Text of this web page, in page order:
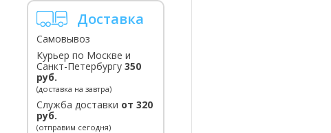
Доставка
Самовывоз
Курьер по Москве и
Санкт-Петербургу 350
руб.
(доставка на завтра)
Служба доставки от 320
руб.
(отправим сегодня)